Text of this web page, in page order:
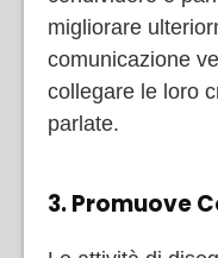
migliorare
comunicazione
collegare le loro
parlate.
3. Promuove